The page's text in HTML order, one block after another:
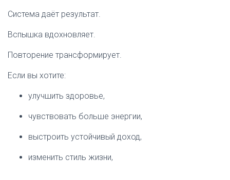
Система даёт результат.
Вспышка вдохновляет.
Повторение трансформирует.
Если вы хотите:
улучшить здоровье,
чувствовать больше энергии,
выстроить устойчивый доход,
изменить стиль жизни,